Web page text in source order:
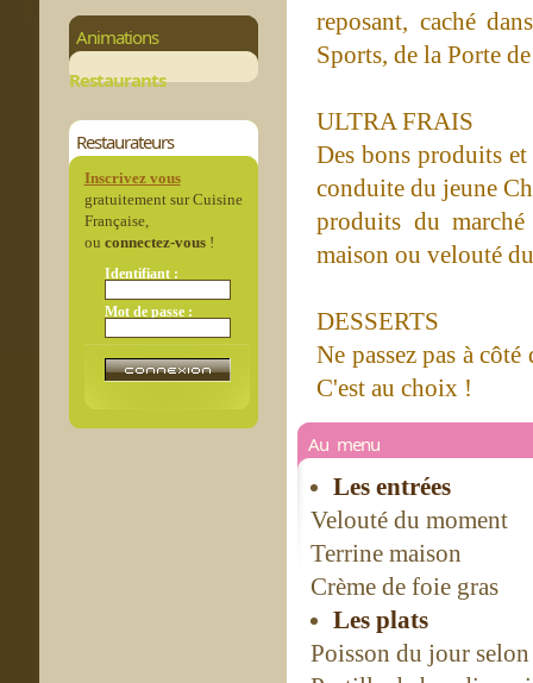
Animations
Restaurants
Restaurateurs
Inscrivez vous
gratuitement sur Cuisine
Française,
ou connectez-vous!
Identifiant :
Mot de passe :
reposant, caché
Sports, de la Porte
ULTRA FRAIS
Des bons produits
conduite du jeune
produits du
maison ou velouté
DESSERTS
Ne passez pas à
C'est au choix !
Au menu
Les entrées
Velouté du moment
Terrine maison
Crème de foie gras
Les plats
Poisson du jour